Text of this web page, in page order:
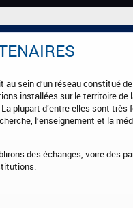
au sein d’un réseau constitué
installées sur le territoire de
plupart d’entre elles sont très
l’enseignement et la
des échanges, voire des